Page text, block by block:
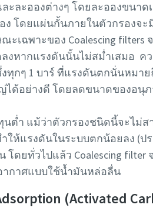
ะละอองต่างๆ โดยละอองขนาด
โดยแผ่นกั้นภายในตัวกรองจะ
เฉพาะของ Coalescing
หากแรงดันนั้นไม่สม่ำเสมอ คว
ทุกๆ 1 บาร์ ที่แรงดันตกนั่นหมา
ได้อย่างดี โดยลดขนาดของอนุ
นต่ำ แม้ว่าตัวกรองชนิดนี้จะไม่
ให้แรงดันในระบบตกน้อยลง (ป
ดยทั่วไปแล้ว Coalescing
ากาศแบบใช้น้ำมันหล่อลื่น
(Activated